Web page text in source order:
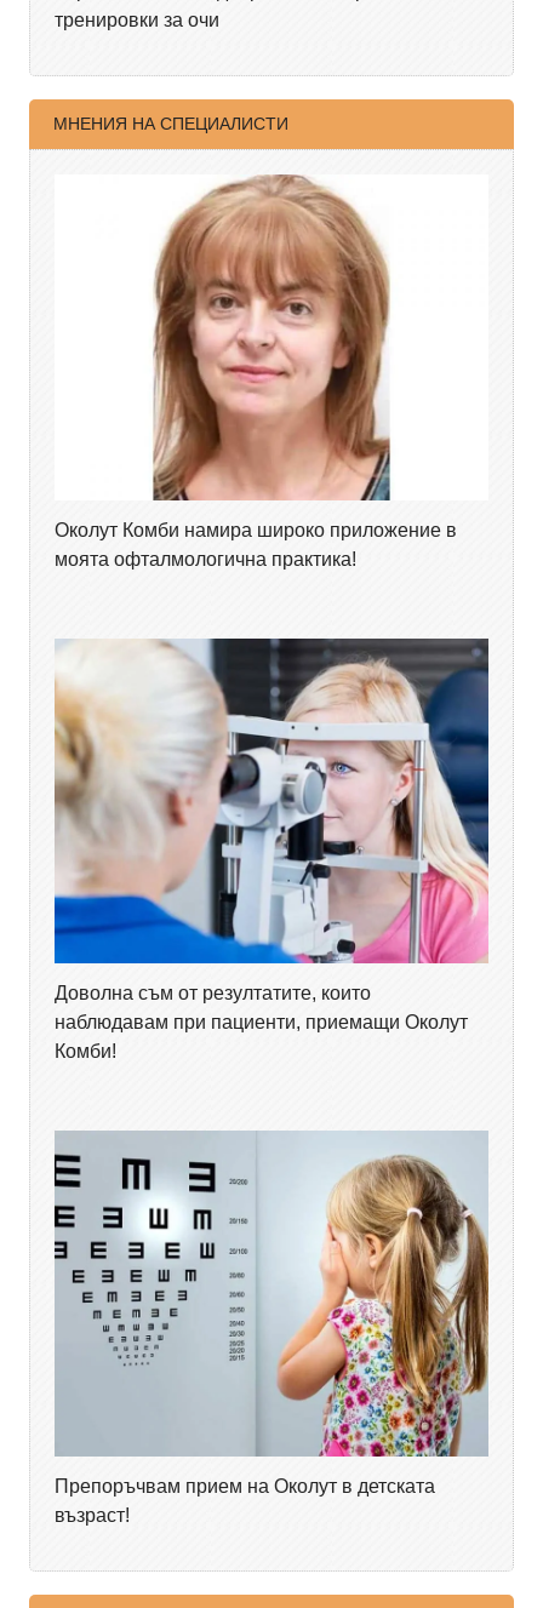
тренировки за очи
МНЕНИЯ НА СПЕЦИАЛИСТИ
Околут Комби намира широко приложение в
моята офталмологична практика!
Доволна съм от резултатите, които
наблюдавам при пациенти, приемащи Околут
Комби!
Препоръчвам прием на Околут в детската
възраст!